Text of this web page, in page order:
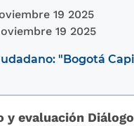
19 2025
19 2025
"Bogotá
evaluación